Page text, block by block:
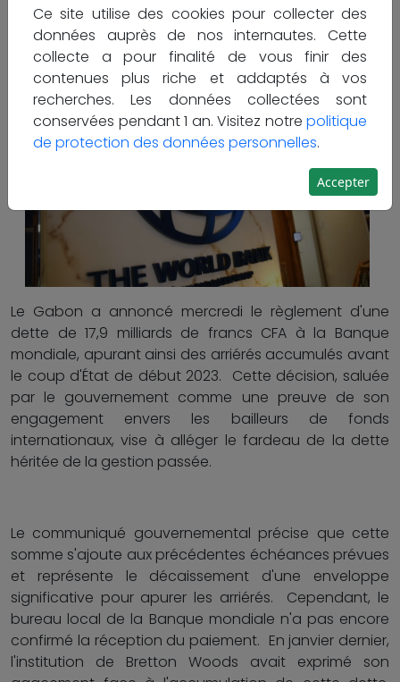
Partager :
Le Gabon a annoncé mercredi le règlement d'une
dette de 17,9 milliards de francs CFA à la Banque
mondiale, apurant ainsi des arriérés accumulés avant
le coup d'État de début 2023. Cette décision, saluée
par le gouvernement comme une preuve de son
engagement envers les bailleurs de fonds
internationaux, vise à alléger le fardeau de la dette
héritée de la gestion passée.
Le communiqué gouvernemental précise que cette
somme s'ajoute aux précédentes échéances prévues
et représente le décaissement d'une enveloppe
significative pour apurer les arriérés. Cependant, le
bureau local de la Banque mondiale n'a pas encore
confirmé la réception du paiement. En janvier dernier,
l'institution de Bretton Woods avait exprimé son
Ce site utilise des cookies pour collecter des
données auprès de nos internautes. Cette
collecte a pour finalité de vous finir des
contenues plus riche et addaptés à vos
recherches. Les données collectées sont
conservées pendant 1 an. Visitez notre politique
de protection des données personnelles.
Accepter